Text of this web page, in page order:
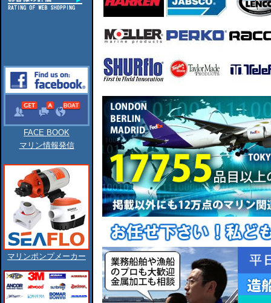
FACE BOOK
マリン情報発信
マリンポンプメーカー